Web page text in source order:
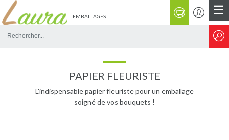
☰
EMBALLAGES
PAPIER FLEURISTE
L'indispensable papier fleuriste pour un emballage
soigné de vos bouquets !